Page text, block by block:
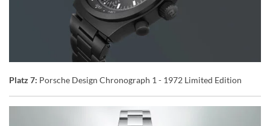
Platz 7: Porsche Design Chronograph 1 - 1972 Limited Edition